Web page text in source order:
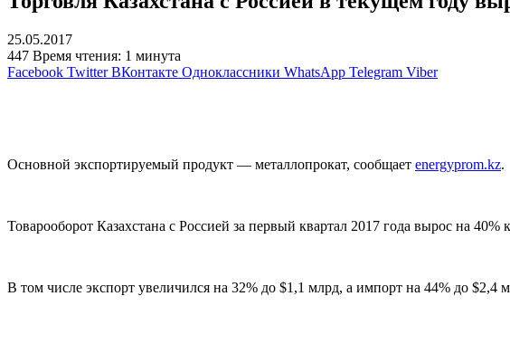
25.05.2017
447 Время чтения: 1 минута
Facebook Twitter ВКонтакте Одноклассники WhatsApp Telegram Viber
Основной экспортируемый продукт — металлопрокат, сообщает energyprom.kz.
Товарооборот Казахстана с Россией за первый квартал 2017 года вырос на
В том числе экспорт увеличился на 32% до $1,1 млрд, а импорт на 44% до $2,4